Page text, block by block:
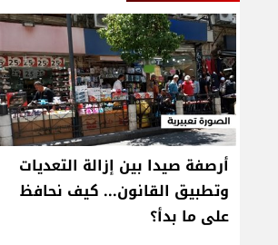
أرصفة صيدا بين إزالة التعديات
وتطبيق القانون... كيف نحافظ
على ما بدأ؟